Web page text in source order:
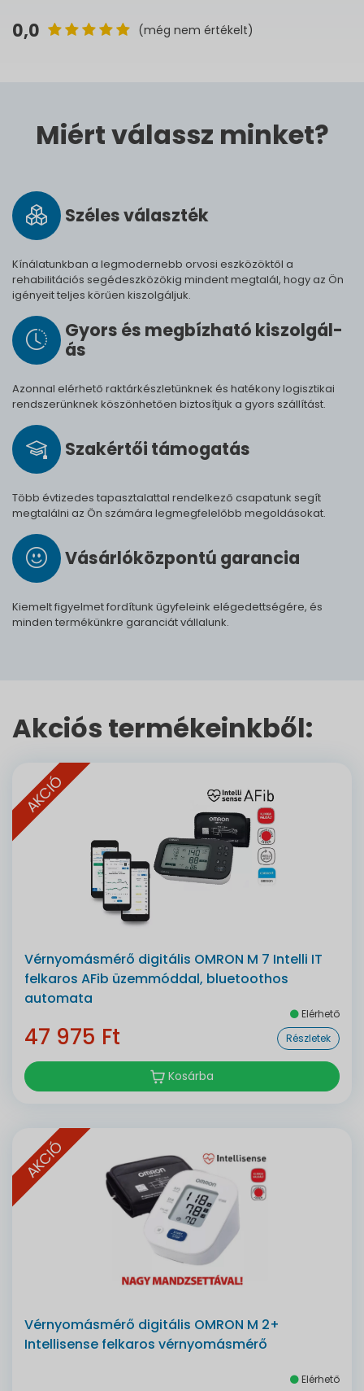
0,0 (még nem értékelt)
Miért válassz minket?
Széles vá­lasz­ték
Kínálatunkban a legmodernebb orvosi eszközöktől a
rehabilitációs segédeszközökig mindent megtalál, hogy az Ön
igényeit teljes körűen kiszolgáljuk.
Gyors és meg­bíz­ha­tó ki­szol­gál­
ás
Azonnal elérhető raktárkészletünknek és hatékony logisztikai
rendszerünknek köszönhetően biztosítjuk a gyors szállítást.
Szak­értői tá­mo­ga­tás
Több évtizedes tapasztalattal rendelkező csapatunk segít
megtalálni az Ön számára legmegfelelőbb megoldásokat.
Vásárló­köz­pontú ga­ran­cia
Kiemelt figyelmet fordítunk ügyfeleink elégedettségére, és
minden termékünkre garanciát vállalunk.
Akciós termékeinkből:
AKCIÓ
Vérnyomásmérő digitális OMRON M 7 Intelli IT
felkaros AFib üzemmóddal, bluetoothos
automata
Elérhető
47 975 Ft Részletek
Kosárba
AKCIÓ
Vérnyomásmérő digitális OMRON M 2+
Intellisense felkaros vérnyomásmérő
Elérhető